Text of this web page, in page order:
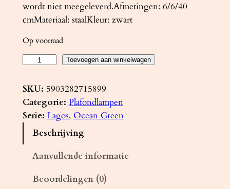
wordt niet meegeleverd.Afmetingen: 6/6/40
cmMateriaal: staalKleur: zwart
Op voorraad
a
f
o
Toevoegen aan winkelwagen
SKU: 5903282715899
Categorie: Plafondlampen
Serie: Lagos, Ocean Green
Beschrijving
Aanvullende informatie
Beoordelingen (0)